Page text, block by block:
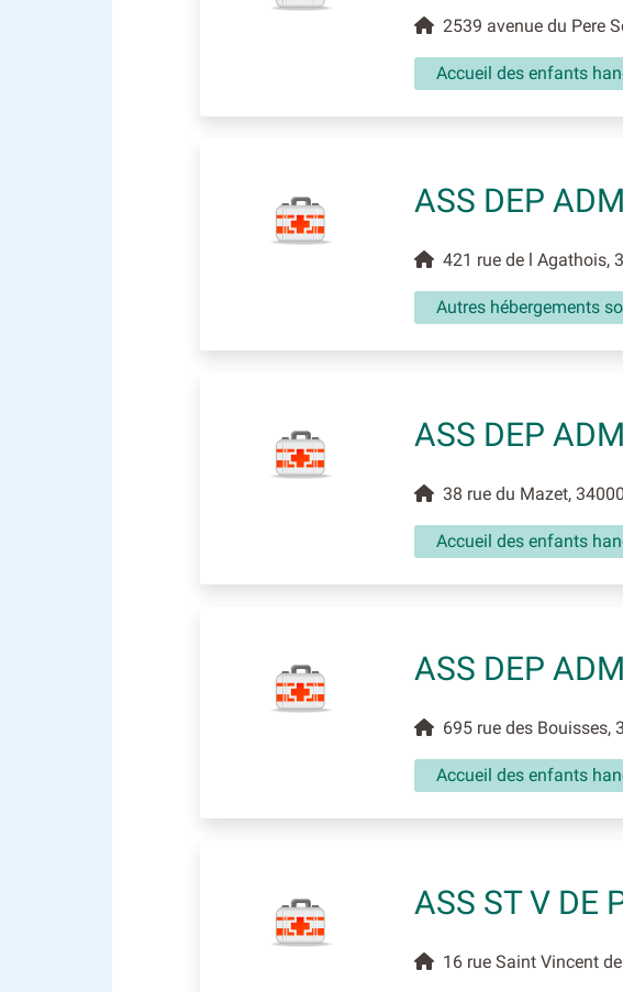
2539 avenue du Pere
Accueil des enfants
ASS DEP
421 rue de l Agathois,
Autres hébergements
ASS DEP
38 rue du Mazet,
Accueil des enfants
ASS DEP
695 rue des Bouisses,
Accueil des enfants
ASS ST V DE
16 rue Saint Vincent